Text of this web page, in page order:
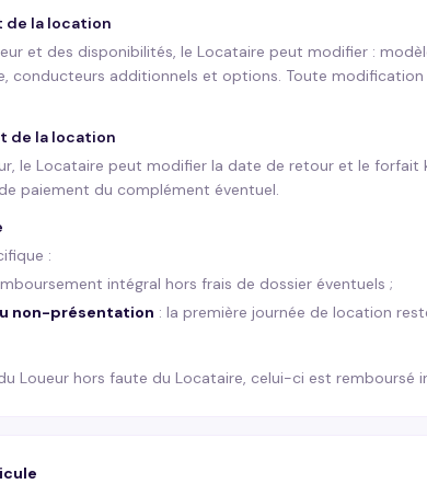
de la location
et des disponibilités, le Locataire peut modifier :
conducteurs additionnels et options. Toute
de la location
le Locataire peut modifier la date de retour et le forfait
paiement du complément éventuel.
:
intégral hors frais de dossier éventuels ;
non-présentation : la première journée de location
Loueur hors faute du Locataire, celui-ci est remboursé